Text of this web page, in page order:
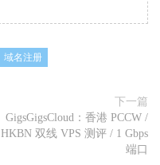
域名注册
下一篇
GigsGigsCloud：香港 PCCW /
HKBN 双线 VPS 测评 / 1 Gbps
端口